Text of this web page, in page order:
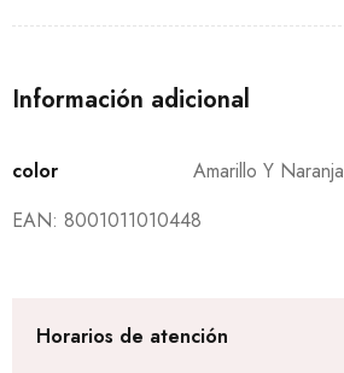
Información adicional
color
Amarillo Y Naranja
EAN: 8001011010448
Horarios de atención